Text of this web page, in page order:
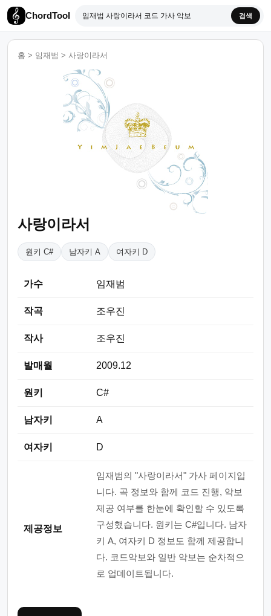
ChordTool 검색
홈 > 임재범 > 사랑이라서
사랑이라서
원키 C# 남자키 A 여자키 D
가수 임재범
작곡 조우진
작사 조우진
발매월 2009.12
원키 C#
남자키 A
여자키 D
제공정보
임재범의 "사랑이라서" 가사 페이지입
니다. 곡 정보와 함께 코드 진행, 악보
제공 여부를 한눈에 확인할 수 있도록
구성했습니다. 원키는 C#입니다. 남자
키 A, 여자키 D 정보도 함께 제공합니
다. 코드악보와 일반 악보는 순차적으
로 업데이트됩니다.